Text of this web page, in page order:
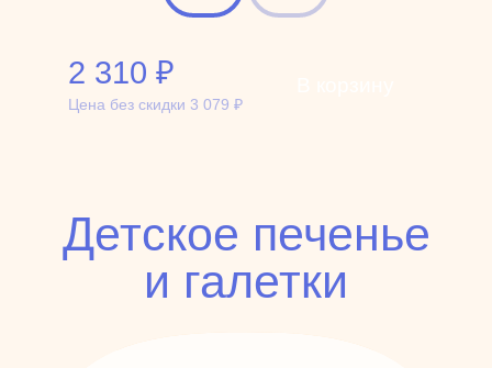
2 310 ₽
Цена без скидки 3 079 ₽
Детское печенье
и галетки